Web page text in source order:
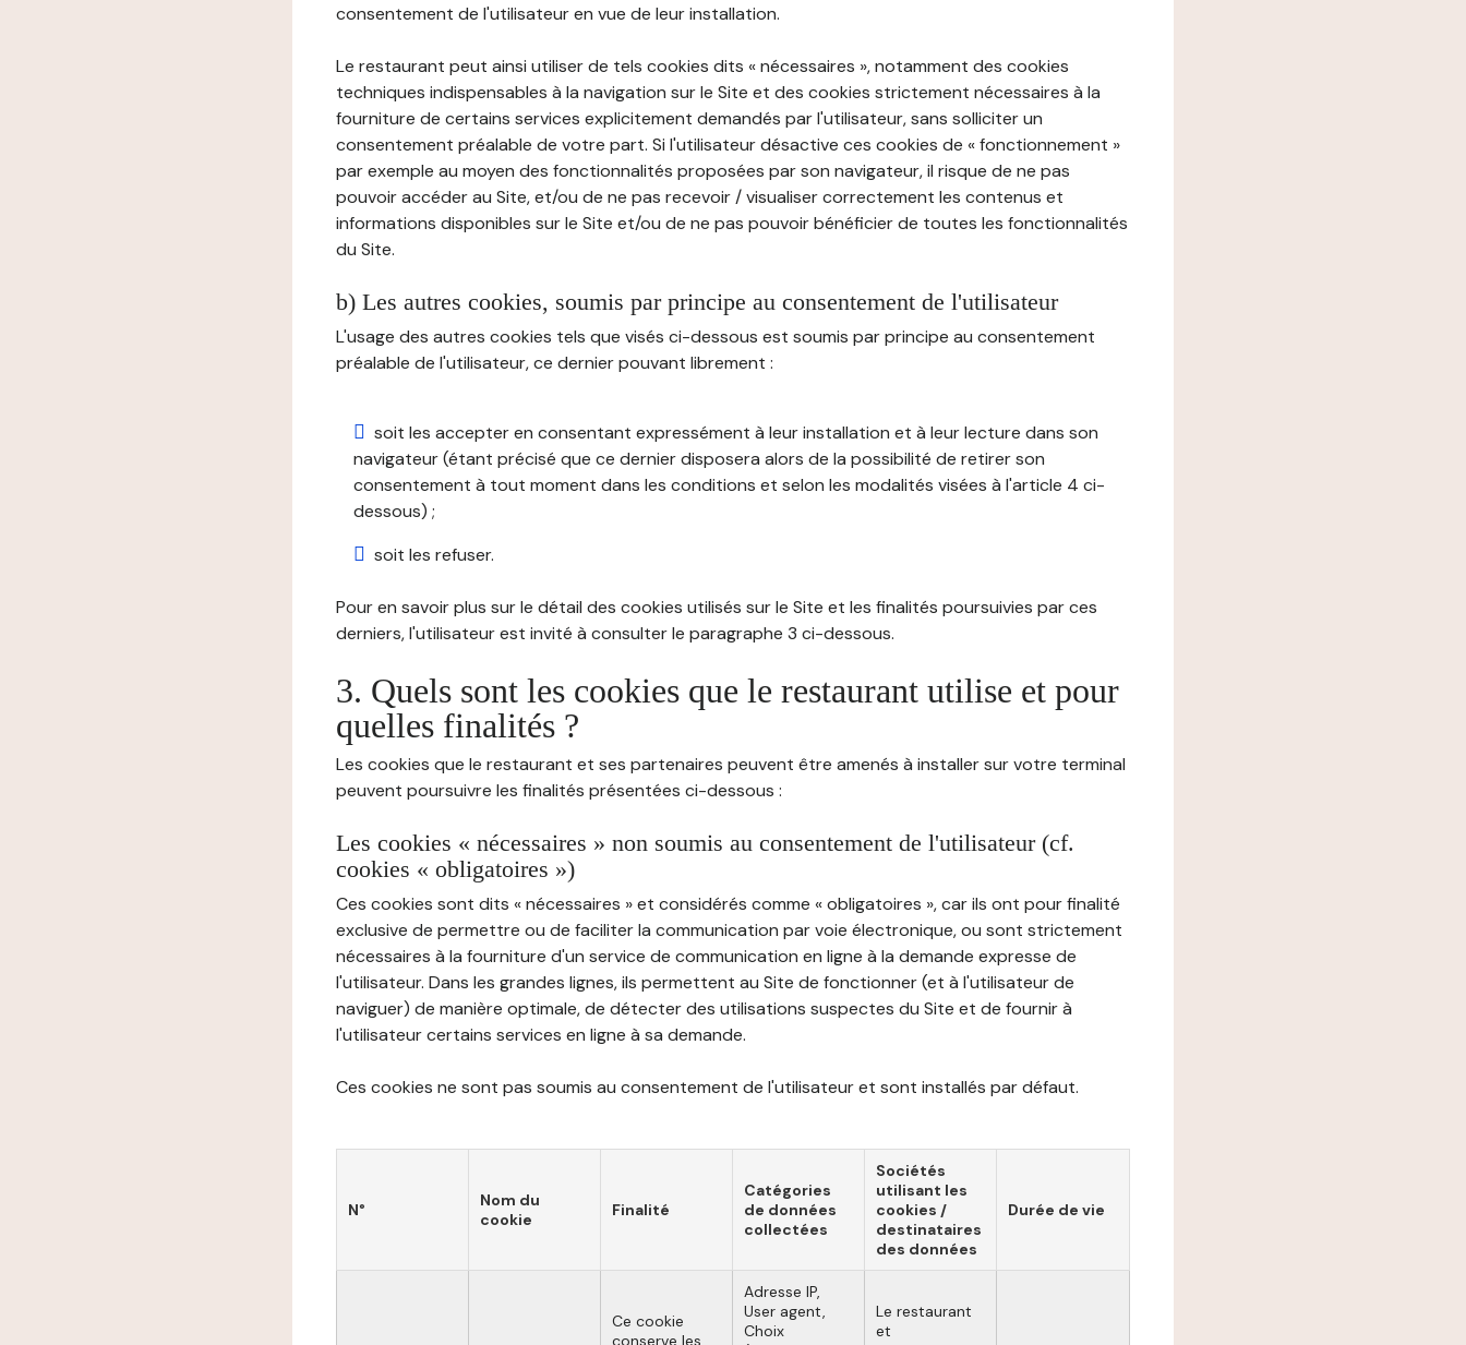
consentement de l'utilisateur en vue de leur installation.
Le restaurant peut ainsi utiliser de tels cookies dits « nécessaires », notamment des cookies
techniques indispensables à la navigation sur le Site et des cookies strictement nécessaires à la
fourniture de certains services explicitement demandés par l'utilisateur, sans solliciter un
consentement préalable de votre part. Si l'utilisateur désactive ces cookies de « fonctionnement »
par exemple au moyen des fonctionnalités proposées par son navigateur, il risque de ne pas
pouvoir accéder au Site, et/ou de ne pas recevoir / visualiser correctement les contenus et
informations disponibles sur le Site et/ou de ne pas pouvoir bénéficier de toutes les fonctionnalités
du Site.
b) Les autres cookies, soumis par principe au consentement de l'utilisateur
L'usage des autres cookies tels que visés ci-dessous est soumis par principe au consentement
préalable de l'utilisateur, ce dernier pouvant librement :
soit les accepter en consentant expressément à leur installation et à leur lecture dans son
navigateur (étant précisé que ce dernier disposera alors de la possibilité de retirer son
consentement à tout moment dans les conditions et selon les modalités visées à l'article 4 ci-
dessous) ;
soit les refuser.
Pour en savoir plus sur le détail des cookies utilisés sur le Site et les finalités poursuivies par ces
derniers, l'utilisateur est invité à consulter le paragraphe 3 ci-dessous.
3. Quels sont les cookies que le restaurant utilise et pour
quelles finalités ?
Les cookies que le restaurant et ses partenaires peuvent être amenés à installer sur votre terminal
peuvent poursuivre les finalités présentées ci-dessous :
Les cookies « nécessaires » non soumis au consentement de l'utilisateur (cf.
cookies « obligatoires »)
Ces cookies sont dits « nécessaires » et considérés comme « obligatoires », car ils ont pour finalité
exclusive de permettre ou de faciliter la communication par voie électronique, ou sont strictement
nécessaires à la fourniture d'un service de communication en ligne à la demande expresse de
l'utilisateur. Dans les grandes lignes, ils permettent au Site de fonctionner (et à l'utilisateur de
naviguer) de manière optimale, de détecter des utilisations suspectes du Site et de fournir à
l'utilisateur certains services en ligne à sa demande.
Ces cookies ne sont pas soumis au consentement de l'utilisateur et sont installés par défaut.
N°
Nom du
cookie
Finalité
Catégories
de données
collectées
Sociétés
utilisant les
cookies /
destinataires
des données
Durée de vie
Ce cookie
conserve les
Adresse IP,
User agent,
Choix
Le restaurant
et